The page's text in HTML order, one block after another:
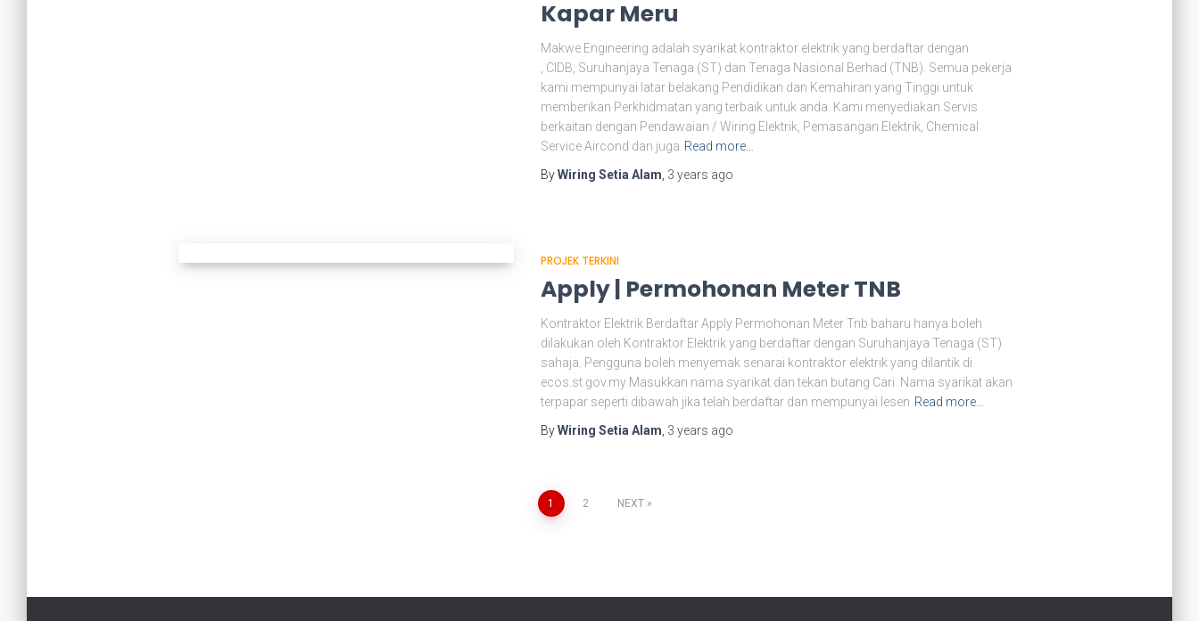
Kapar Meru
Makwe Engineering adalah syarikat kontraktor elektrik yang berdaftar dengan
, CIDB, Suruhanjaya Tenaga (ST) dan Tenaga Nasional Berhad (TNB). Semua pekerja
kami mempunyai latar belakang Pendidikan dan Kemahiran yang Tinggi untuk
memberikan Perkhidmatan yang terbaik untuk anda. Kami menyediakan Servis
berkaitan dengan Pendawaian / Wiring Elektrik, Pemasangan Elektrik, Chemical
Service Aircond dan juga Read more…
ByWiring Setia Alam 3 years ago
PROJEK TERKINI
Apply | Permohonan Meter TNB
Kontraktor Elektrik Berdaftar Apply Permohonan Meter Tnb baharu hanya boleh
dilakukan oleh Kontraktor Elektrik yang berdaftar dengan Suruhanjaya Tenaga (ST)
sahaja. Pengguna boleh menyemak senarai kontraktor elektrik yang dilantik di
ecos.st.gov.my Masukkan nama syarikat dan tekan butang Cari. Nama syarikat akan
terpapar seperti dibawah jika telah berdaftar dan mempunyai lesen Read more…
ByWiring Setia Alam 3 years ago
1 2 NEXT